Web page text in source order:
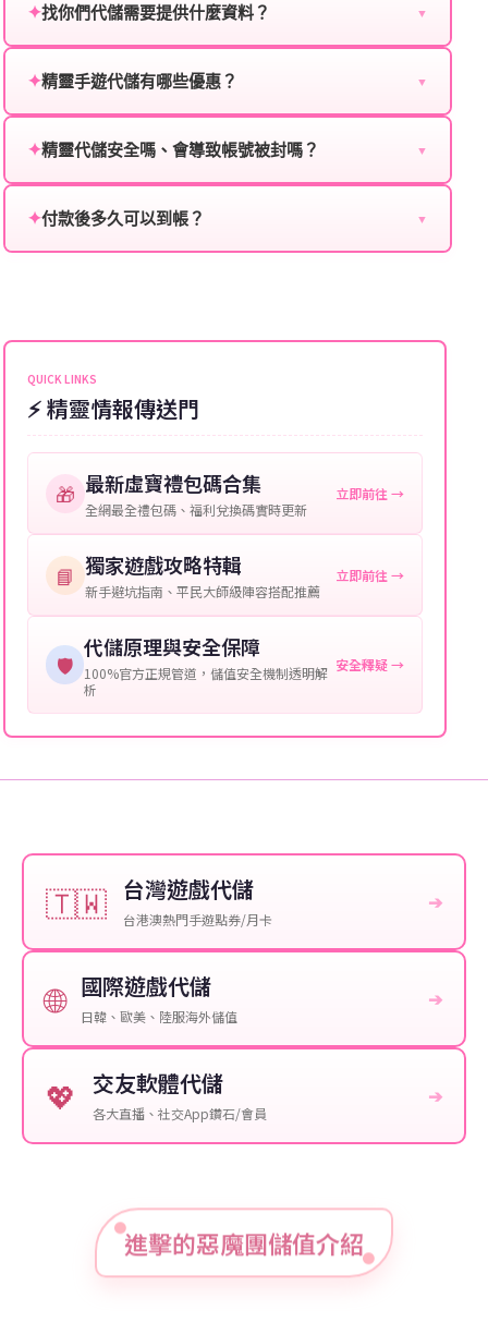
✦找你們代儲需要提供什麼資料？ ▼
服：
角色名稱：您遊戲中的角色名稱。
等級：角色的當前等級。
提供這些信息能幫助我們更快地處理您的代儲需求，確
保您盡享遊戲樂趣！
✦精靈手遊代儲有哪些優惠？ ▼
贈送、大額儲值優惠及節日限定活動，儲值最低6折
✦精靈代儲安全嗎、會導致帳號被封嗎？ ▼
單，不使用外掛程式、非法點數或異常儲值管道。您獲
✦付款後多久可以到帳？ ▼
可直接聯絡客服查詢訂單進度。
QUICK LINKS
⚡ 精靈情報傳送門
🎁 最新虛寶禮包碼合集
全網最全禮包碼、福利兌換碼實時更新
立即前往 →
📘 獨家遊戲攻略特輯
新手避坑指南、平民大師級陣容搭配推薦
立即前往 →
🛡️
代儲原理與安全保障
100%官方正規管道，儲值安全機制透明解
析
安全釋疑 →
🇹🇼 台灣遊戲代儲
台港澳熱門手遊點券/月卡
➔
🌐 國際遊戲代儲
日韓、歐美、陸服海外儲值
➔
💖 交友軟體代儲
各大直播、社交App鑽石/會員
➔
進擊的惡魔團儲值介紹